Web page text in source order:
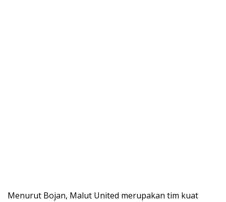
Menurut Bojan, Malut United merupakan tim kuat